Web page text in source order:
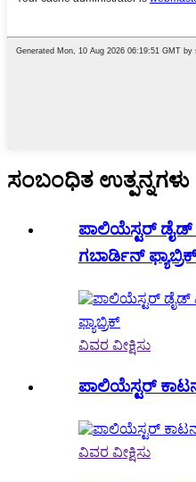
ಸಂಬಂಧಿತ ಉತ್ಪನ್ನಗಳು
ಪಾಲಿಯೆಸ್ಟರ್ ಡೈಡ್
ಗಬಾರ್ಡಿನ್ ಫ್ಯಾಬ್ರಿಕ್
ವಿವರ ವೀಕ್ಷಿಸು
ಪಾಲಿಯೆಸ್ಟರ್
ವಿವರ ವೀಕ್ಷಿಸು